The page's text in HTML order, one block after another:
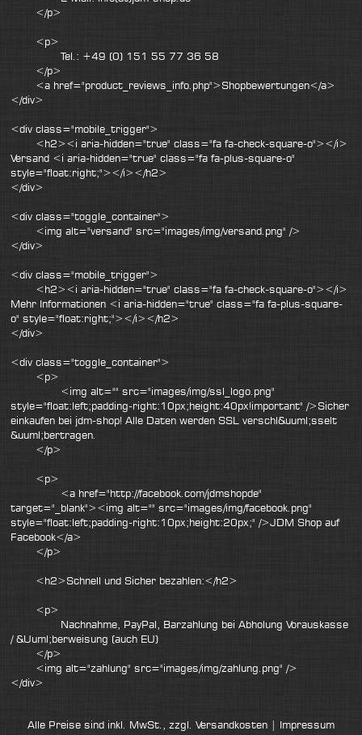
</p>
<p>
Tel.: +49 (0) 151 55 77 36 58
</p>
<a href="product_reviews_info.php">Shopbewertungen</a>
</div>
<div class="mobile_trigger">
<h2><i aria-hidden="true" class="fa fa-check-square-o"></i>
Versand <i aria-hidden="true" class="fa fa-plus-square-o"
style="float:right;"></i></h2>
</div>
<div class="toggle_container">
<img alt="versand" src="images/img/versand.png" />
</div>
<div class="mobile_trigger">
<h2><i aria-hidden="true" class="fa fa-check-square-o"></i>
Mehr Informationen <i aria-hidden="true" class="fa fa-plus-square-
o" style="float:right;"></i></h2>
</div>
<div class="toggle_container">
<p>
<img alt="" src="images/img/ssl_logo.png"
style="float:left;padding-right:10px;height:40px!important" />Sicher
einkaufen bei jdm-shop! Alle Daten werden SSL verschl&uuml;sselt
&uuml;bertragen.
</p>
<p>
<a href="http://facebook.com/jdmshopde"
target="_blank"><img alt="" src="images/img/facebook.png"
style="float:left;padding-right:10px;height:20px;" />JDM Shop auf
Facebook</a>
</p>
<h2>Schnell und Sicher bezahlen:</h2>
<p>
Nachnahme, PayPal, Barzahlung bei Abholung Vorauskasse
/ &Uuml;berweisung (auch EU)
</p>
<img alt="zahlung" src="images/img/zahlung.png" />
</div>
Alle Preise sind inkl. MwSt., zzgl. Versandkosten | Impressum